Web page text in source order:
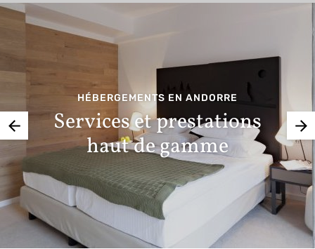
HÉBERGEMENTS EN ANDORRE
Services et prestations
haut de gamme